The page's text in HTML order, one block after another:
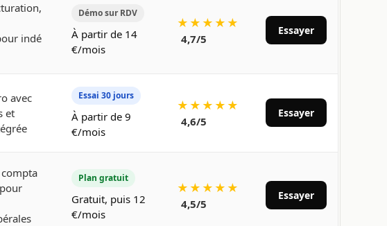
indé
Démo sur RDV
À partir de 14
€/mois
★★★★★
4,7/5
Essayer
avec
et
Essai 30 jours
À partir de 9
€/mois
★★★★★
4,6/5
Essayer
Plan gratuit
Gratuit, puis 12
€/mois
★★★★★
4,5/5
Essayer